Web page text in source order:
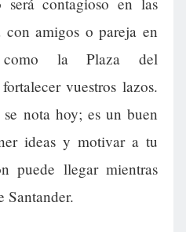
con amigos o pareja en
la Plaza del
vuestros lazos.
nota hoy; es un buen
ideas y motivar a tu
puede llegar mientras
Santander.